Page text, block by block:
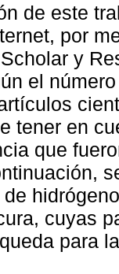
de este
por
y
el
tener en
que
cuyas
para